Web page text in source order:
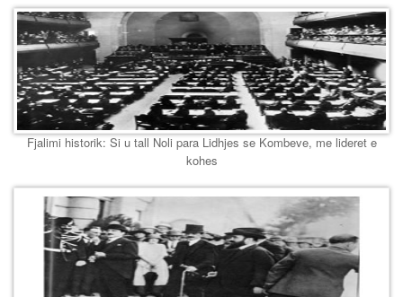
Fjalimi historik: Si u tall Noli para Lidhjes se Kombeve, me lideret e
kohes